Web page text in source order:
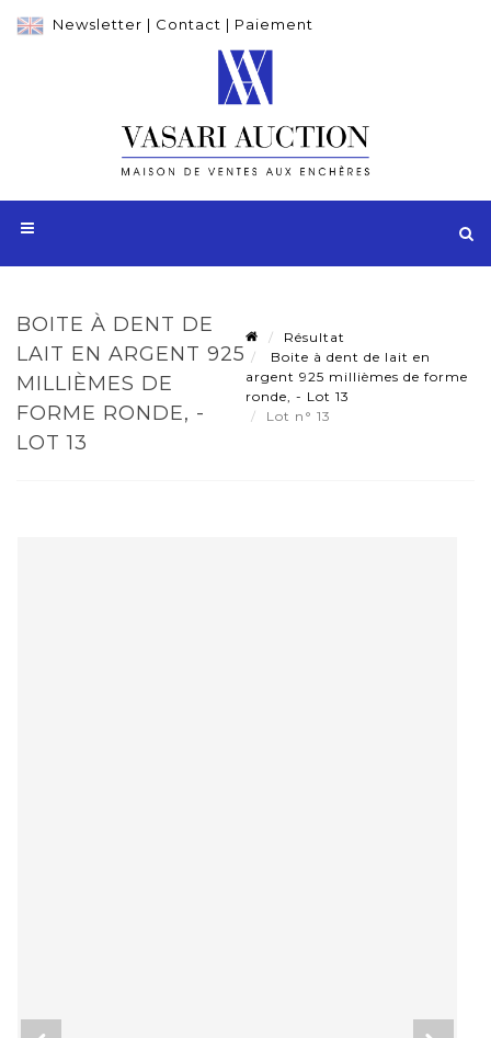
Newsletter | Contact | Paiement
BOITE À DENT DE
LAIT EN ARGENT 925
MILLIÈMES DE
FORME RONDE, -
LOT 13
Résultat
Boite à dent de lait en
argent 925 millièmes de forme
ronde, - Lot 13
Lot n° 13